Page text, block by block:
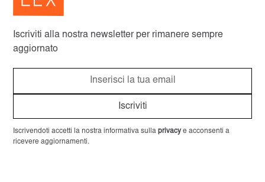
Iscriviti alla nostra newsletter per rimanere sempre
aggiornato
Iscrivendoti accetti la nostra informativa sullaprivacy e acconsenti a
ricevere aggiornamenti.